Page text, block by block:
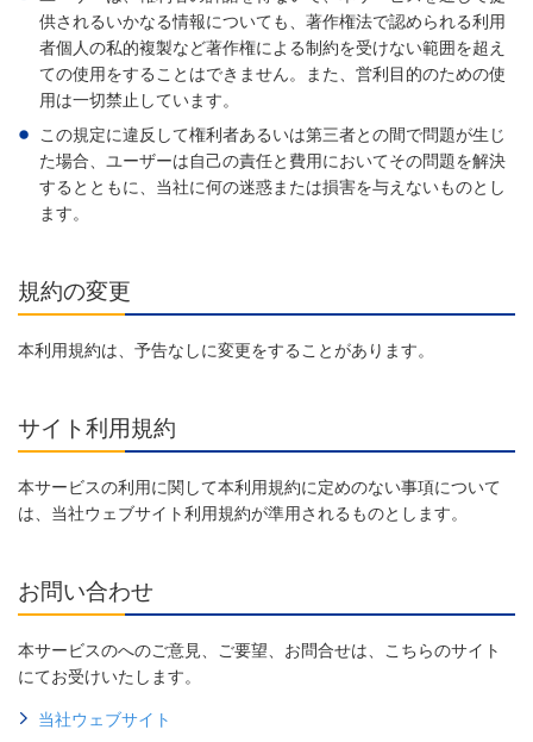
供されるいかなる情報についても、著作権法で認められる利用
者個人の私的複製など著作権による制約を受けない範囲を超え
ての使用をすることはできません。また、営利目的のための使
用は一切禁止しています。
この規定に違反して権利者あるいは第三者との間で問題が生じ
た場合、ユーザーは自己の責任と費用においてその問題を解決
するとともに、当社に何の迷惑または損害を与えないものとし
ます。
規約の変更
本利用規約は、予告なしに変更をすることがあります。
サイト利用規約
本サービスの利用に関して本利用規約に定めのない事項について
は、当社ウェブサイト利用規約が準用されるものとします。
お問い合わせ
本サービスのへのご意見、ご要望、お問合せは、こちらのサイト
にてお受けいたします。
当社ウェブサイト